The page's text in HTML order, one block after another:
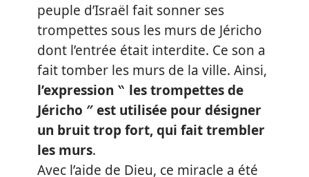
peuple d’Israël fait sonner ses
trompettes sous les murs de Jéricho
dont l’entrée était interdite. Ce son a
fait tomber les murs de la ville. Ainsi,
l’expression ‶ les trompettes de
Jéricho ″ est utilisée pour désigner
un bruit trop fort, qui fait trembler
les murs.
Avec l’aide de Dieu, ce miracle a été